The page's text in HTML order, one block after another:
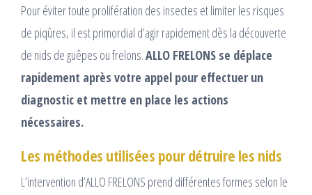
Pour éviter toute prolifération des insectes et limiter les risques
de piqûres, il est primordial d’agir rapidement dès la découverte
de nids de guêpes ou frelons.ALLO FRELONS se déplace
rapidement après votre appel pour effectuer un
diagnostic et mettre en place les actions
nécessaires.
Les méthodes utilisées pour détruire les nids
L’intervention d’ALLO FRELONS prend différentes formes selon le